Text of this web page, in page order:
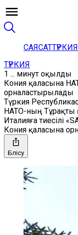
САЯСАТТҮРКИЯ
ТҮРКИЯ
1 ... минут оқылды
Кония қаласына
орналастырылады
Түркия
НАТО-ның Тұрақты
Италияға тиесілі
Кония қаласына
Бөлісу